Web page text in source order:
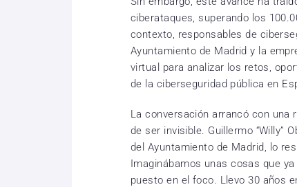
ciberataques, superando los
contexto, responsables de
Ayuntamiento de Madrid y la
virtual para analizar los retos,
de la ciberseguridad pública en
La conversación arrancó con una
de ser invisible. Guillermo “Willy”
del Ayuntamiento de Madrid, lo
Imaginábamos unas cosas que
puesto en el foco. Llevo 30 años